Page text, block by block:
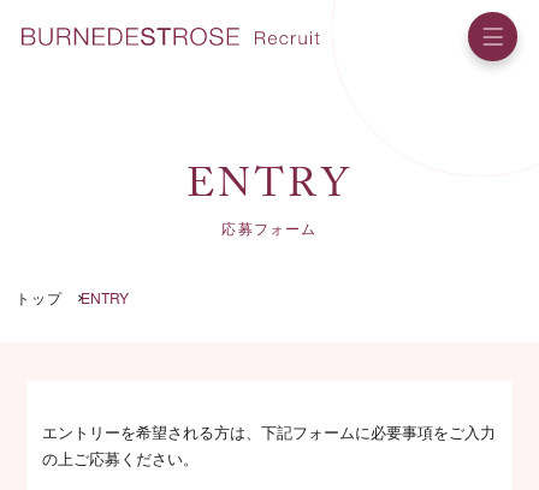
ENTRY
応募フォーム
トップ ENTRY
エントリーを希望される方は、下記フォームに必要事項をご入力
の上ご応募ください。